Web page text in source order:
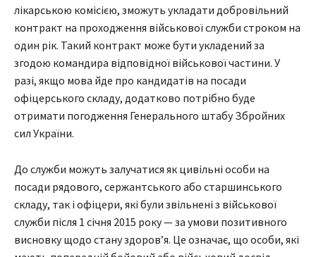
лікарською комісією, зможуть укладати добровільний
контракт на проходження військової служби строком на
один рік. Такий контракт може бути укладений за
згодою командира відповідної військової частини. У
разі, якщо мова йде про кандидатів на посади
офіцерського складу, додатково потрібно буде
отримати погодження Генерального штабу Збройних
сил України.
До служби можуть залучатися як цивільні особи на
посади рядового, сержантського або старшинського
складу, так і офіцери, які були звільнені з військової
служби після 1 січня 2015 року — за умови позитивного
висновку щодо стану здоров’я. Це означає, що особи, які